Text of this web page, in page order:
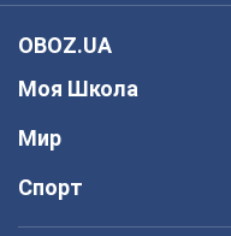
OBOZ.UA
Моя Школа
Мир
Спорт